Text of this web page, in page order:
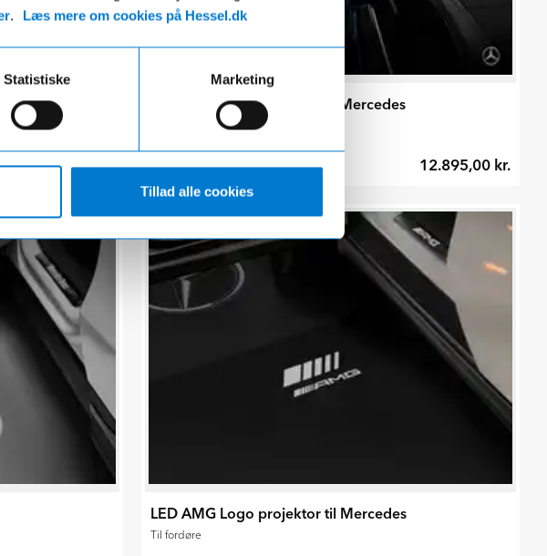
. Læs mere om cookies på Hessel.dk
Statistiske Marketing
Tillad alle cookies
3.045,00 kr.
Digitalt lys med projektor til Mercedes
Hurtig levering 1-3 hverdage 12.895,00 kr.
LED AMG Logo projektor til Mercedes
Til fordøre